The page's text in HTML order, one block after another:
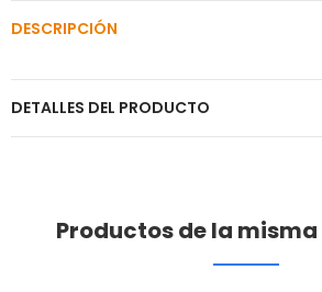
DESCRIPCIÓN
DETALLES DEL PRODUCTO
Productos de la